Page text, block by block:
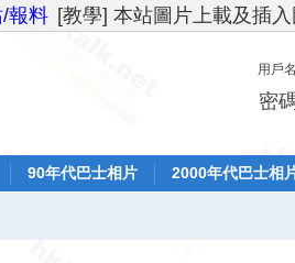
報料 [教學] 本站圖片上載及插
用戶名
密
90年代巴士相片 2000年代巴士相